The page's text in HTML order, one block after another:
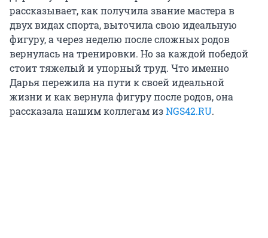
рассказывает, как получила звание мастера в
двух видах спорта, выточила свою идеальную
фигуру, а через неделю после сложных родов
вернулась на тренировки. Но за каждой победой
стоит тяжелый и упорный труд. Что именно
Дарья пережила на пути к своей идеальной
жизни и как вернула фигуру после родов, она
рассказала нашим коллегам изNGS42.RU.